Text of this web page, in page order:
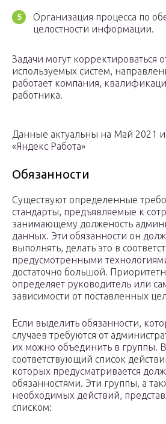
Организация процесса по
целостности информации.
Задачи могут корректироваться
используемых систем,
работает компания,
работника.
Данные актуальны на Май 2021 и
«Яндекс Работа»
Обязанности
Существуют определенные
стандарты, предъявляемые к
занимающему долженость
данных. Эти обязанности он
выполнять, делать это в
предусмотренными
достаточно большой.
определяет руководитель или
зависимости от поставленных
Если выделить обязанности,
случаев требуются от
их можно объединить в группы.
соответствующий список
которых предусматривается
обязанностями. Эти группы, а
необходимых действий,
списком: